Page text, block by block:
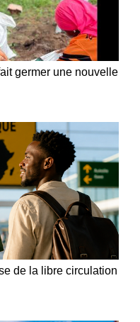
germer une nouvelle
de la libre circulation